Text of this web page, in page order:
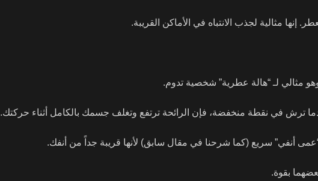
مثالية لجذب الانتباه في الأماكن القريبة.
مثالي لـ “هالة عطرية” شخصية تدوم.
ترش في نقطة منخفضة، فإن الرائحة ترتفع وتغلف جسمك بالكامل أثناء حركتك.
أنفي” سريع (كما شرحنا في مقال سابق) لأنها قريبة جداً من أنفك.
بقوة.